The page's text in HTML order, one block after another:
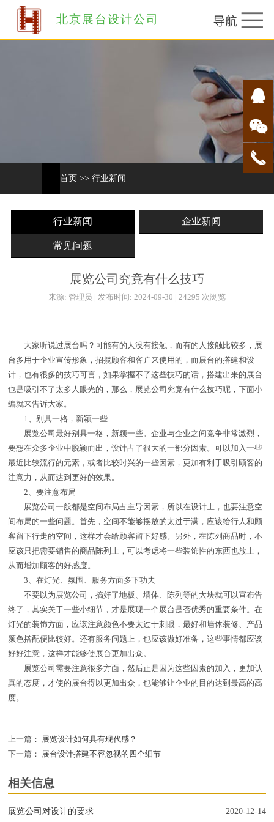
北京展台设计公司
首页 >> 行业新闻
行业新闻 企业新闻
常见问题
展览公司究竟有什么技巧
来源: 管理员 | 发布时间: 2024-09-30 | 24295 次浏览
大家听说过展台吗？可能有的人没有接触，而有的人接触比较多，展
台多用于企业宣传形象，招揽顾客和客户来使用的，而展台的搭建和设
计，也有很多的技巧可言，如果掌握不了这些技巧的话，搭建出来的展台
也是吸引不了太多人眼光的，那么，展览公司究竟有什么技巧呢，下面小
编就来告诉大家。
1、别具一格，新颖一些
展览公司最好别具一格，新颖一些。企业与企业之间竞争非常激烈，
要想在众多企业中脱颖而出，设计占了很大的一部分因素。可以加入一些
最近比较流行的元素，或者比较时兴的一些因素，更加有利于吸引顾客的
注意力，从而达到更好的效果。
2、要注意布局
展览公司一般都是空间布局占主导因素，所以在设计上，也要注意空
间布局的一些问题。首先，空间不能够摆放的太过于满，应该给行人和顾
客留下行走的空间，这样才会给顾客留下好感。另外，在陈列商品时，不
应该只把需要销售的商品陈列上，可以考虑将一些装饰性的东西也放上，
从而增加顾客的好感度。
3、在灯光、氛围、服务方面多下功夫
不要以为展览公司，搞好了地板、墙体、陈列等的大块就可以宣布告
终了，其实关于一些小细节，才是展现一个展台是否优秀的重要条件。在
灯光的装饰方面，应该注意颜色不要太过于刺眼，最好和墙体装修、产品
颜色搭配便比较好。还有服务问题上，也应该做好准备，这些事情都应该
好好注意，这样才能够使展台更加出众。
展览公司需要注意很多方面，然后正是因为这些因素的加入，更加认
真的态度，才使的展台得以更加出众，也能够让企业的目的达到最高的高
度。
上一篇：
展览设计如何具有现代感？
下一篇：
展台设计搭建不容忽视的四个细节
相关信息
2020-12-14
展览公司对设计的要求